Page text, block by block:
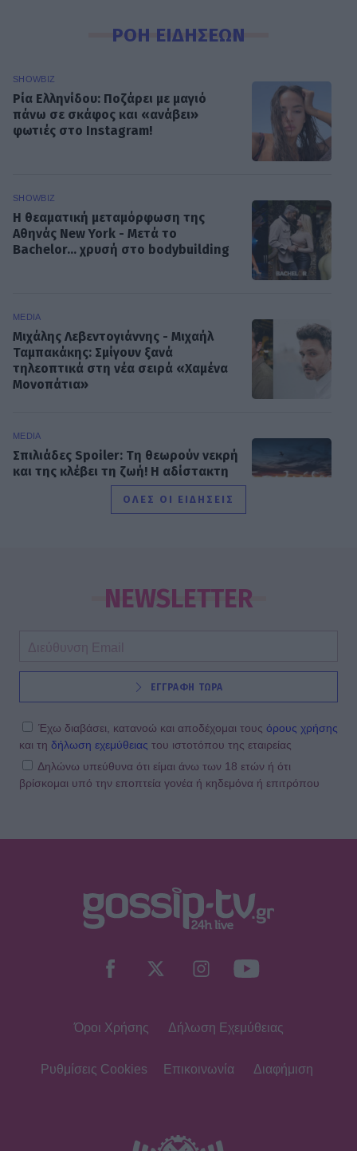
ΡΟΗ ΕΙΔΗΣΕΩΝ
SHOWBIZ
Ρία Ελληνίδου: Ποζάρει με μαγιό
πάνω σε σκάφος και «ανάβει»
φωτιές στο Instagram!
SHOWBIZ
Η θεαματική μεταμόρφωση της
Αθηνάς New York - Μετά το
Bachelor... χρυσή στο bodybuilding
MEDIA
Μιχάλης Λεβεντογιάννης - Μιχαήλ
Ταμπακάκης: Σμίγουν ξανά
τηλεοπτικά στη νέα σειρά «Χαμένα
Μονοπάτια»
MEDIA
Σπιλιάδες Spoiler: Τη θεωρούν νεκρή
και της κλέβει τη ζωή! Η αδίστακτη
προδοσία της κολλητής της
Ντούρος: Το χειμώνα στο θέατρο
SHOWBIZ
Μαίρη Αρώνη: Πώς η απεργία πείνας
Τέχνης της
MEDIA
Σταματίνα Τσιμτσιλή: «Πρέπει να
ψάχνουν οι τηλεθεατές»
επεισόδια και guest εμφανίσεις!
ΟΛΕΣ ΟΙ ΕΙΔΗΣΕΙΣ
NEWSLETTER
ΕΓΓΡΑΦΗ ΤΩΡΑ
Έχω διαβάσει, κατανοώ και αποδέχομαι τους όρους χρήσης
και τη δήλωση εχεμύθειας του ιστοτόπου της εταιρείας
Δηλώνω υπεύθυνα ότι είμαι άνω των 18 ετών ή ότι
βρίσκομαι υπό την εποπτεία γονέα ή κηδεμόνα ή επιτρόπου
Όροι Χρήσης Δήλωση Εχεμύθειας
Ρυθμίσεις Cookies Επικοινωνία Διαφήμιση